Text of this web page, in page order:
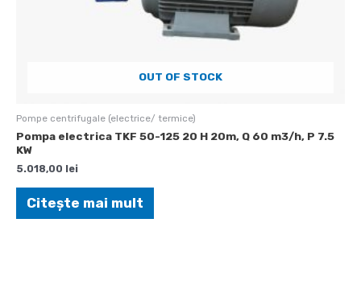
OUT OF STOCK
Pompe centrifugale (electrice/ termice)
Pompa electrica TKF 50-125 20 H 20m, Q 60 m3/h, P 7.5
KW
5.018,00 lei
Citește mai mult